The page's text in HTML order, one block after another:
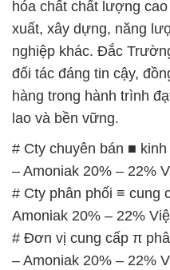
hóa chất chất lượng
xuất, xây dựng, năng
nghiệp khác. Đắc
đối tác đáng tin cậy,
hàng trong hành trình
lao và bền vững.
# Cty chuyên bán ■
– Amoniak 20% – 22%
# Cty phân phối ≡ cung
Amoniak 20% – 22%
# Đơn vị cung cấp π
– Amoniak 20% – 22%